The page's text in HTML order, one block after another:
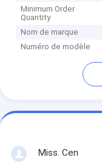
Minimum Order
Quantity
Nom de marque
Numéro de modèle
Miss. Cen